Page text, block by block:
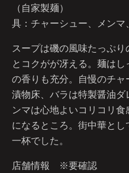
（自家製麺）
具：チャーシュー、メンマ
スープは磯の風味たっぷ
とコクがが冴える。麺は
の香りも充分。自慢のチ
漬物床、バラは特製醤油
ンマは心地よいコリコリ
になるところ。街中華と
一杯でした。
店舗情報 ※要確認